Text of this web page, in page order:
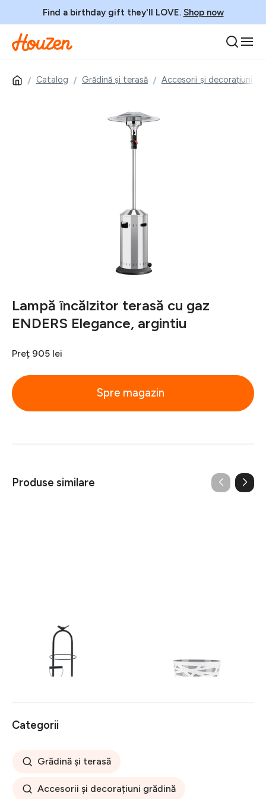
Find a birthday gift they'll LOVE. Shop now
Catalog Grădină și terasă Accesorii și decorațiuni
Lampă încălzitor terasă cu gaz
ENDERS Elegance, argintiu
Preț 905 lei
Spre magazin
Produse similare
Suport decorativ pentru
flori InArt, 22 x 53 cm,
metal, alb/negru
Categorii
Grădină și terasă
Accesorii și decorațiuni grădină